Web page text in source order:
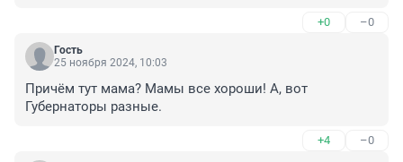
+0 –0
Гость
25 ноября 2024, 10:03
Причём тут мама? Мамы все хороши! А, вот
Губернаторы разные.
+4 –0